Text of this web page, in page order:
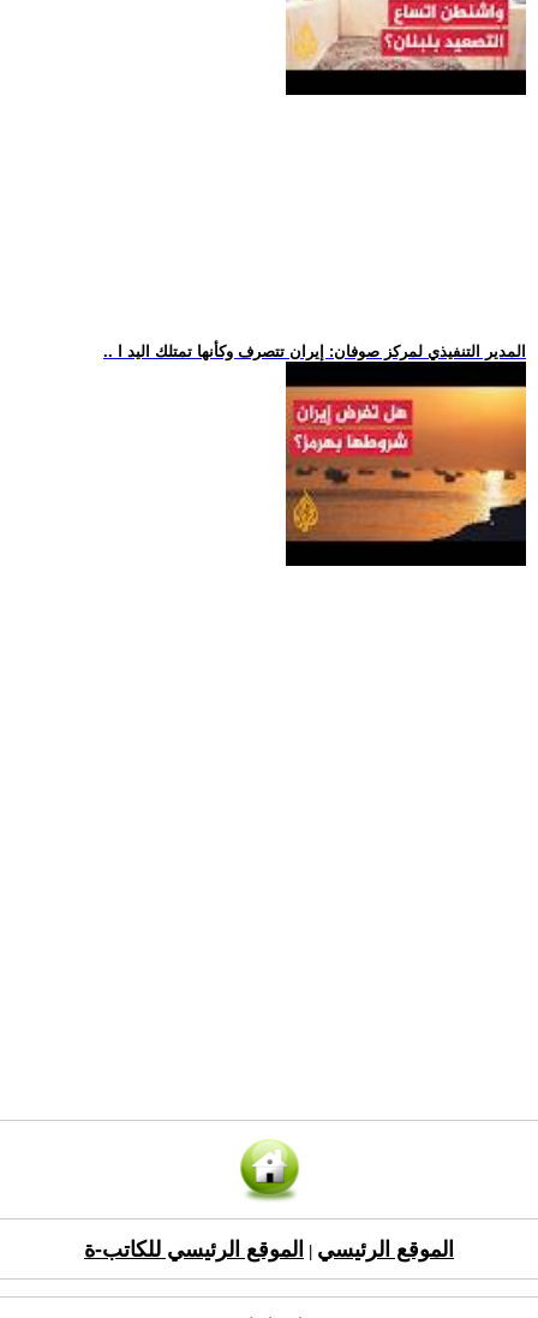
.. المدير التنفيذي لمركز صوفان: إيران تتصرف وكأنها تمتلك اليد ا
الموقع الرئيسي الموقع الرئيسي للكاتب-ة